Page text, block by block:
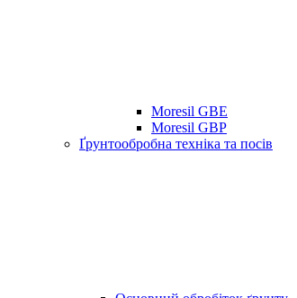
Moresil GBE
Moresil GBP
Ґрунтообробна техніка та посів